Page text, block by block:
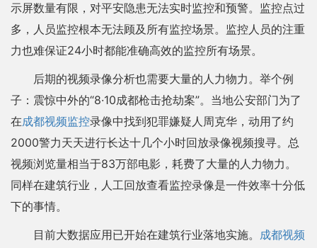
示屏数量有限，对平安隐患无法实时监控和预警。监控点过
多，人员监控根本无法顾及所有监控场景。监控人员的注重
力也难保证24小时都能准确高效的监控所有场景。
后期的视频录像分析也需要大量的人力物力。举个例
子：震惊中外的“8·10成都枪击抢劫案”。当地公安部门为了
在成都视频监控录像中找到犯罪嫌疑人周克华，动用了约
2000警力天天进行长达十几个小时回放录像视频搜寻。总
视频浏览量相当于83万部电影，耗费了大量的人力物力。
同样在建筑行业，人工回放查看监控录像是一件效率十分低
下的事情。
目前大数据应用已开始在建筑行业落地实施。 成都视频